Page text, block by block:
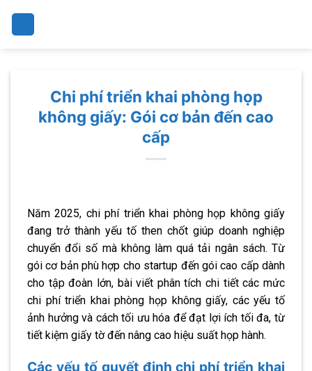
Chi phí triển khai phòng họp
không giấy: Gói cơ bản đến cao
cấp
Năm 2025, chi phí triển khai phòng họp không giấy
đang trở thành yếu tố then chốt giúp doanh nghiệp
chuyển đổi số mà không làm quá tải ngân sách. Từ
gói cơ bản phù hợp cho startup đến gói cao cấp dành
cho tập đoàn lớn, bài viết phân tích chi tiết các mức
chi phí triển khai phòng họp không giấy, các yếu tố
ảnh hưởng và cách tối ưu hóa để đạt lợi ích tối đa, từ
tiết kiệm giấy tờ đến nâng cao hiệu suất họp hành.
Các yếu tố quyết định chi phí triển khai